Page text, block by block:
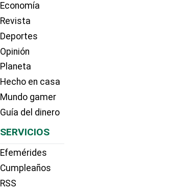
Economía
Revista
Deportes
Opinión
Planeta
Hecho en casa
Mundo gamer
Guía del dinero
SERVICIOS
Efemérides
Cumpleaños
RSS